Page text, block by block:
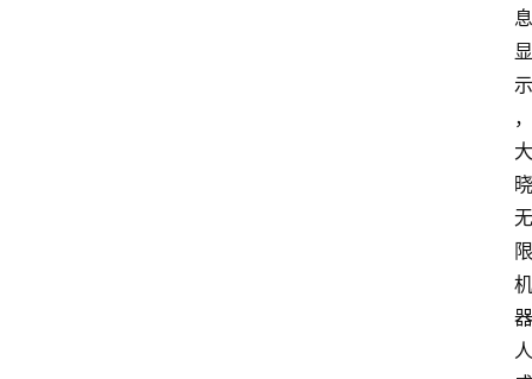
息
显
示
，
大
晓
无
限
机
器
人